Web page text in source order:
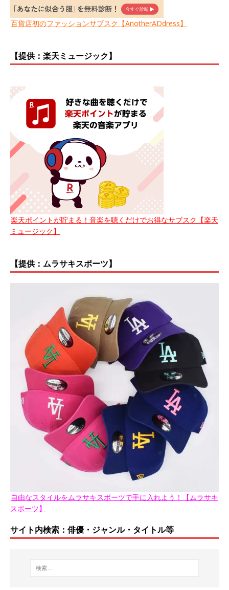
百貨店初のファッションサブスク【AnotherADdress】
【提供：楽天ミュージック】
楽天ポイントが貯まる！音楽を聴くだけでお得なサブスク【楽天
ミュージック】
【提供：ムラサキスポーツ】
自由なスタイルをムラサキスポーツで手に入れよう！【ムラサキ
スポーツ】
サイト内検索：俳優・ジャンル・タイトル等